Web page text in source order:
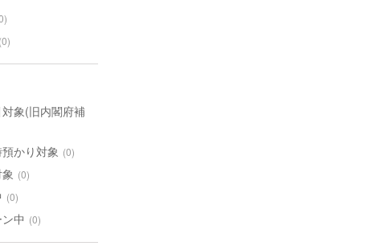
(0)
象(旧内閣府補
かり対象 (0)
(0)
(0)
中 (0)